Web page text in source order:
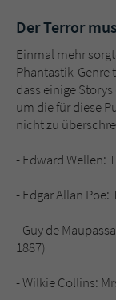
Der Terror
Einmal mehr
Phantastik-Genre
dass einige
um die für diese
nicht zu
- Edward Wellen:
- Edgar Allan Poe:
- Guy de
1887)
- Wilkie Collins: